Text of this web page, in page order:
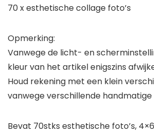
70 x esthetische collage foto’s
Opmerking:
Vanwege de licht- en
kleur van het artikel enigszins
Houd rekening met een klein
vanwege verschillende handmatige
Bevat 70stks esthetische foto’s,